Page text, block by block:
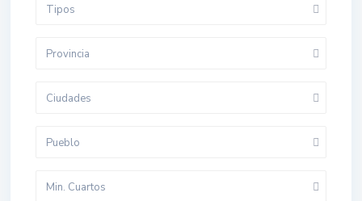
Tipos
Provincia
Ciudades
Pueblo
Min. Cuartos